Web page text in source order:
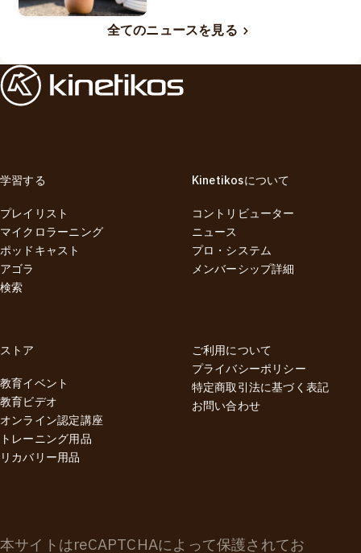
全てのニュースを見る
学習する
プレイリスト
マイクロラーニング
ポッドキャスト
アゴラ
検索
Kinetikosについて
コントリビューター
ニュース
プロ・システム
メンバーシップ詳細
ストア
教育イベント
教育ビデオ
オンライン認定講座
トレーニング用品
リカバリー用品
ご利用について
プライバシーポリシー
特定商取引法に基づく表記
お問い合わせ
本サイトはreCAPTCHAによって保護されてお